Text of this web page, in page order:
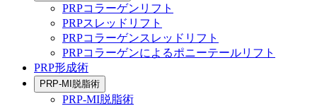
PRPコラーゲンリフト
PRPスレッドリフト
PRPコラーゲンスレッドリフト
PRPコラーゲンによるポニーテールリフト
PRP形成術
PRP-MI脱脂術
PRP-MI脱脂術